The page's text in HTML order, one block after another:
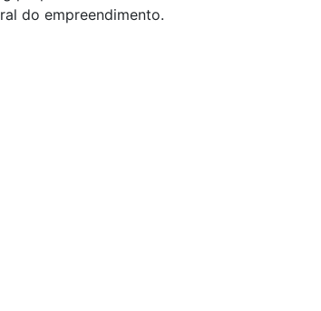
do empreendimento.